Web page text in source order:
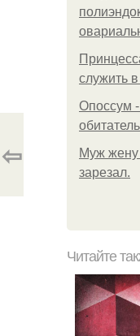
служить
Опоссум
Mуж
зарезал.
⇦
Читайте